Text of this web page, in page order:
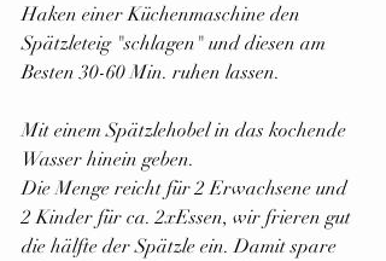
Haken einer Küchenmaschine den
Spätzleteig "schlagen" und diesen am
Besten 30-60 Min. ruhen lassen.
Mit einem Spätzlehobel in das kochende
Wasser hinein geben.
Die Menge reicht für 2 Erwachsene und
2 Kinder für ca. 2xEssen, wir frieren gut
die hälfte der Spätzle ein. Damit spare